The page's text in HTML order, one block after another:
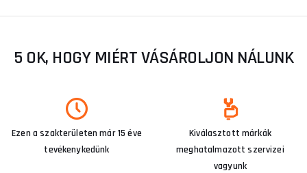
5 OK, HOGY MIÉRT VÁSÁROLJON NÁLUNK
Ezen a szakterületen már 15 éve
tevékenykedünk
Kiválasztott márkák
meghatalmazott szervizei
vagyunk